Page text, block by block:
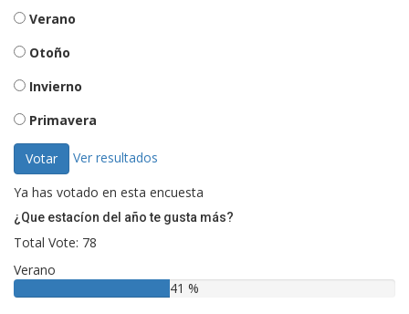
Verano
Otoño
Invierno
Primavera
Votar Ver resultados
Ya has votado en esta encuesta
¿Que estacíon del año te gusta más?
Total Vote: 78
Verano
41 %